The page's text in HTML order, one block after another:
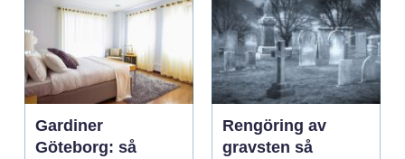
Gardiner
Göteborg: så
Rengöring av
gravsten så